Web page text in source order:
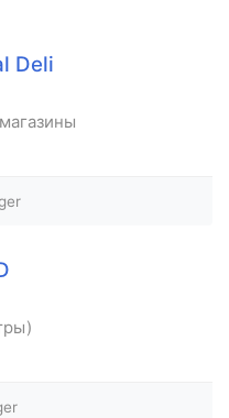
Deli